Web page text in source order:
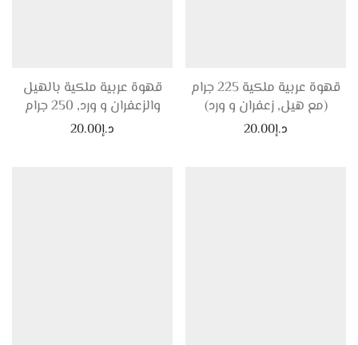
قهوة عربية ملكية بالهيل
والزعفران و ورد, 250 جرام
د.إ20.00
قهوة عربية ملكية 225 جرام
(مع هيل, زعفران و ورد)
د.إ20.00